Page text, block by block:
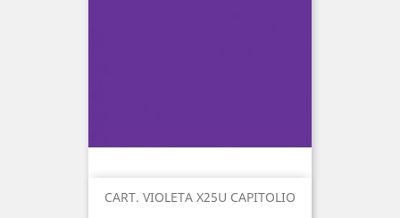
CART. VIOLETA X25U CAPITOLIO